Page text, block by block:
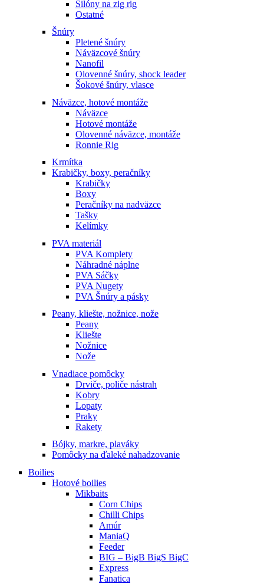
Silóny na zig rig
Ostatné
Šnúry
Pletené šnúry
Náväzcové šnúry
Nanofil
Olovenné šnúry, shock leader
Šokové šnúry, vlasce
Náväzce, hotové montáže
Náväzce
Hotové montáže
Olovenné náväzce, montáže
Ronnie Rig
Krmítka
Krabičky, boxy, peračníky
Krabičky
Boxy
Peračníky na nadväzce
Tašky
Kelímky
PVA materiál
PVA Komplety
Náhradné náplne
PVA Sáčky
PVA Nugety
PVA Šnúry a pásky
Peany, kliešte, nožnice, nože
Peany
Kliešte
Nožnice
Nože
Vnadiace pomôcky
Drviče, poliče nástrah
Kobry
Lopaty
Praky
Rakety
Bójky, markre, plaváky
Pomôcky na ďaleké nahadzovanie
Boilies
Hotové boilies
Mikbaits
Corn Chips
Chilli Chips
Amúr
ManiaQ
Feeder
BIG – BigB BigS BigC
Express
Fanatica